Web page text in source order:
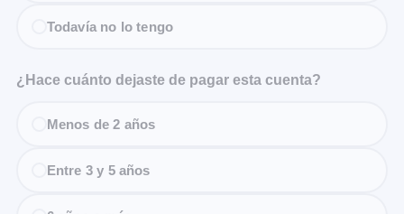
Todavía no lo tengo
¿Hace cuánto dejaste de pagar esta cuenta?
Menos de 2 años
Entre 3 y 5 años